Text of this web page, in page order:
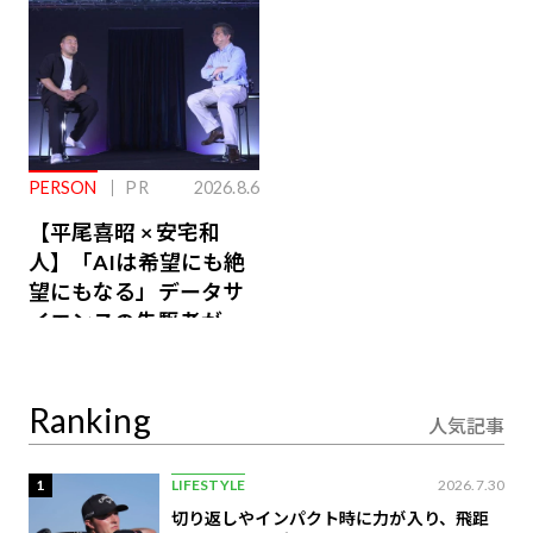
PERSON PR 2026.8.6
【平尾喜昭 × 安宅和
人】「AIは希望にも絶
望にもなる」データサ
イエンスの先駆者が語
Ranking 人気記事
1 LIFESTYLE 2026.7.30
切り返しやインパクト時に力が入り、飛距